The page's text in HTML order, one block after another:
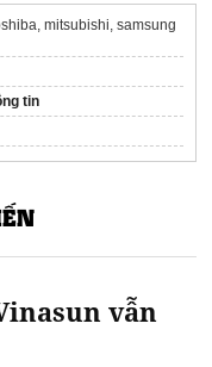
mitsubishi, samsung
tin
vẫn